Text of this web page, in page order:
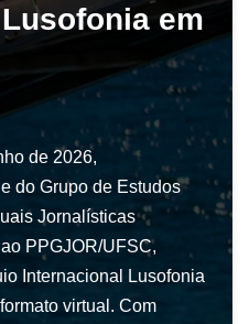
em
de 2026,
do Grupo de Estudos
Jornalísticas
PPGJOR/UFSC,
Internacional Lusofonia
virtual. Com